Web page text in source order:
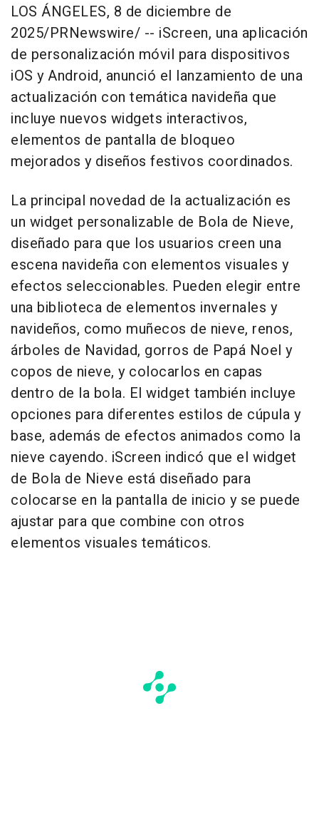
LOS ÁNGELES, 8 de diciembre de
2025/PRNewswire/ -- iScreen, una aplicación
de personalización móvil para dispositivos
iOS y Android, anunció el lanzamiento de una
actualización con temática navideña que
incluye nuevos widgets interactivos,
elementos de pantalla de bloqueo
mejorados y diseños festivos coordinados.
La principal novedad de la actualización es
un widget personalizable de Bola de Nieve,
diseñado para que los usuarios creen una
escena navideña con elementos visuales y
efectos seleccionables. Pueden elegir entre
una biblioteca de elementos invernales y
navideños, como muñecos de nieve, renos,
árboles de Navidad, gorros de Papá Noel y
copos de nieve, y colocarlos en capas
dentro de la bola. El widget también incluye
opciones para diferentes estilos de cúpula y
base, además de efectos animados como la
nieve cayendo. iScreen indicó que el widget
de Bola de Nieve está diseñado para
colocarse en la pantalla de inicio y se puede
ajustar para que combine con otros
elementos visuales temáticos.